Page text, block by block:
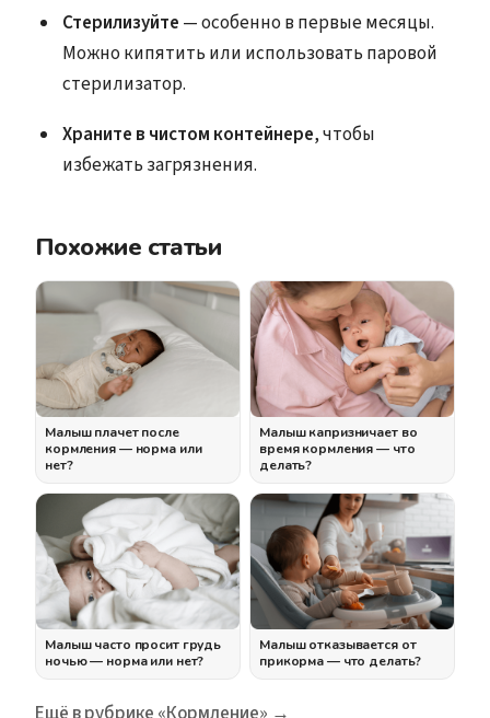
Стерилизуйте — особенно в первые месяцы.
Можно кипятить или использовать паровой
стерилизатор.
Храните в чистом контейнере, чтобы
избежать загрязнения.
Похожие статьи
Малыш плачет после
кормления — норма или
нет?
Малыш капризничает во
время кормления — что
делать?
Малыш часто просит грудь
ночью — норма или нет?
Малыш отказывается от
прикорма — что делать?